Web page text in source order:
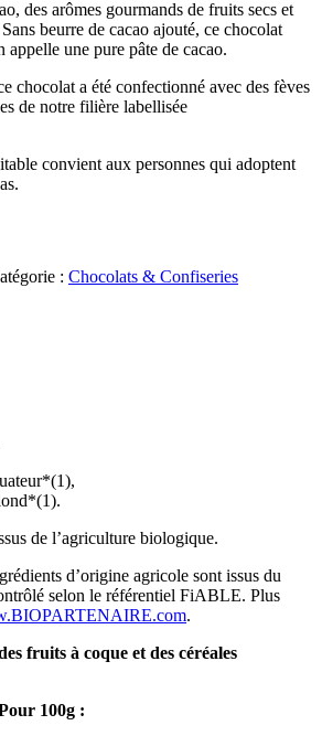
des arômes gourmands de fruits secs et
beurre de cacao ajouté, ce chocolat
appelle une pure pâte de cacao.
chocolat a été confectionné avec des fèves
de notre filière labellisée
convient aux personnes qui adoptent
: Chocolats & Confiseries
de l’agriculture biologique.
d’origine agricole sont issus du
selon le référentiel FiABLE. Plus
.
fruits à coque et des céréales
100g :